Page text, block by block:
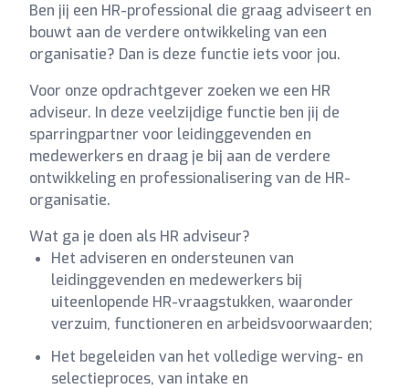
Ben jij een HR-professional die graag adviseert en
bouwt aan de verdere ontwikkeling van een
organisatie? Dan is deze functie iets voor jou.
Voor onze opdrachtgever zoeken we een HR
adviseur. In deze veelzijdige functie ben jij de
sparringpartner voor leidinggevenden en
medewerkers en draag je bij aan de verdere
ontwikkeling en professionalisering van de HR-
organisatie.
Wat ga je doen als HR adviseur?
Het adviseren en ondersteunen van
leidinggevenden en medewerkers bij
uiteenlopende HR-vraagstukken, waaronder
verzuim, functioneren en arbeidsvoorwaarden;
Het begeleiden van het volledige werving- en
selectieproces, van intake en